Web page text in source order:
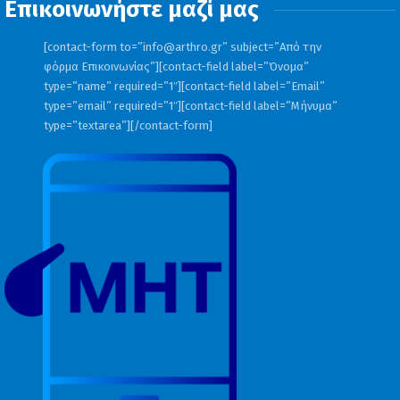
Η απογραφή θα περιλαμβάνει7
υποχρεωτικά πεδία, που αποτελούν κοινή
γνώση για τους υπόχρεους στην υποβολή
της δήλωσης, τα οποία θα συμβάλλουν
στην στατιστική επεξεργασία των
δεδομένων από τις αρμόδιες υπηρεσίες
1. Διεύθυνση και τοποθεσία
εγκατάστασης – KAEK Ακινήτου (θα γίνεται
εισαγωγή όπου δεν υπάρχει ΚΑΕΚ).
Επικοινωνήστε μαζί μας
[contact-form to=”info@arthro.gr” subject=”Από την
φόρμα Επικοινωνίας”][contact-field label=”Όνομα”
type=”name” required=”1″][contact-field label=”Email”
type=”email” required=”1″][contact-field label=”Μήνυμα”
type=”textarea”][/contact-form]